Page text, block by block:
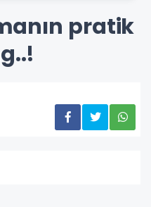
pratik